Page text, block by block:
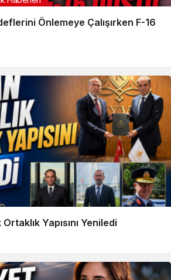
Önlemeye Çalışırken F-16
Yapısını Yeniledi